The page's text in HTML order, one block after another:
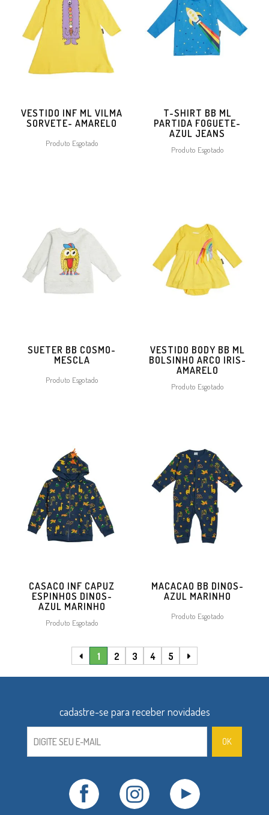
VESTIDO INF ML VILMA
SORVETE- AMARELO
Produto Esgotado
T-SHIRT BB ML
PARTIDA FOGUETE-
AZUL JEANS
Produto Esgotado
SUETER BB COSMO-
MESCLA
Produto Esgotado
VESTIDO BODY BB ML
BOLSINHO ARCO IRIS-
AMARELO
Produto Esgotado
CASACO INF CAPUZ
ESPINHOS DINOS-
AZUL MARINHO
Produto Esgotado
MACACAO BB DINOS-
AZUL MARINHO
Produto Esgotado
1 2 3 4 5